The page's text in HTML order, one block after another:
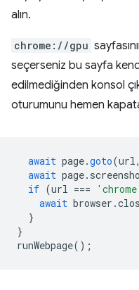
alın.
chrome://gpu
seçerseniz bu sayfa
edilmediğinden konsol
oturumunu hemen
await page.goto(url ,
await page.
if (url ===
await browser .
}
}
runWebpage();